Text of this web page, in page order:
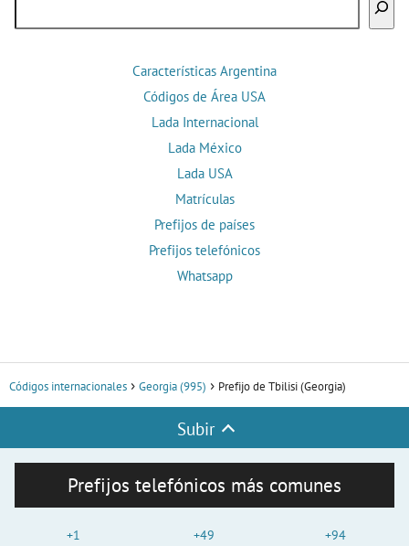
Características Argentina
Códigos de Área USA
Lada Internacional
Lada México
Lada USA
Matrículas
Prefijos de países
Prefijos telefónicos
Whatsapp
Códigos internacionales Georgia (995) Prefijo de Tbilisi (Georgia)
Subir
Prefijos telefónicos más comunes
+1
+49
+94